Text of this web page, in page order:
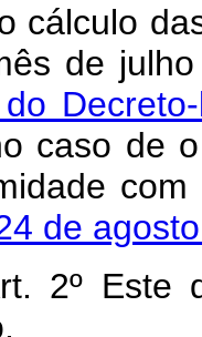
das
de
caso de
de